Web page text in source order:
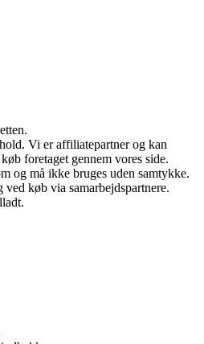
Vi er affiliatepartner og kan
foretaget gennem vores side.
og må ikke bruges uden samtykke.
køb via samarbejdspartnere.